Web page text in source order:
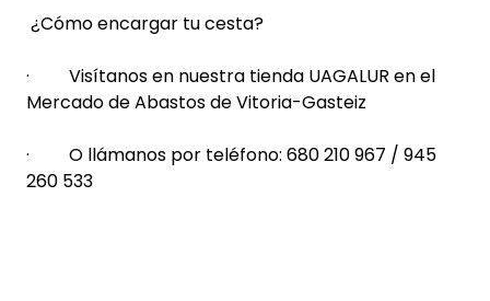
¿Cómo encargar tu cesta?
· Visítanos en nuestra tienda UAGALUR en el
Mercado de Abastos de Vitoria-Gasteiz
· O llámanos por teléfono: 680 210 967 / 945
260 533